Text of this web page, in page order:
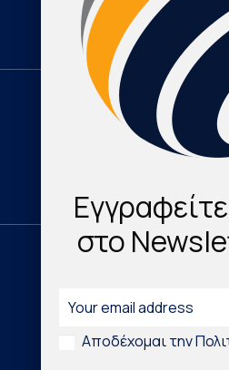
Contact
Domestic
Research & Publications
Cardio Map Greece
International
Νέα Τεχνολογικά Προϊόντα
Digital Health & Innovation
στο
Αποδέχομαι την